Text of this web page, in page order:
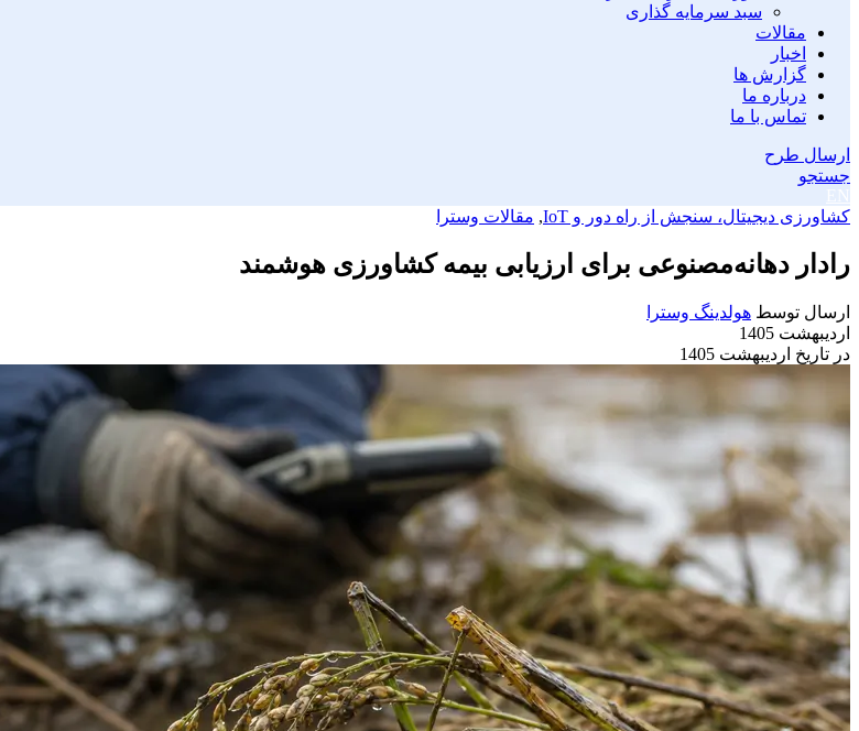
سبد سرمایه گذاری
مقالات
اخبار
گزارش ها
درباره ما
تماس با ما
ارسال طرح
جستجو
EN
کشاورزی دیجیتال، سنجش از راه دور و IoT
, مقالات وسترا
رادار دهانه‌مصنوعی برای ارزیابی بیمه کشاورزی هوشمند
ارسال توسط هولدینگ وسترا
اردیبهشت 1405
در تاریخ اردیبهشت 1405